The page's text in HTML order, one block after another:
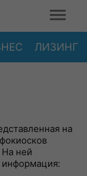
ЛИЗИНГ
на
ней
информация: